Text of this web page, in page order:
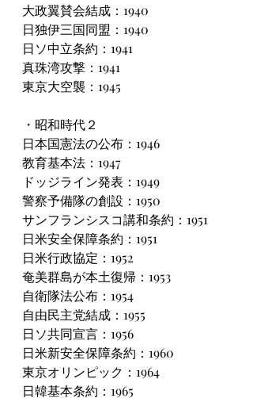
大政翼賛会結成：1940
日独伊三国同盟：1940
日ソ中立条約：1941
真珠湾攻撃：1941
東京大空襲：1945
・昭和時代２
日本国憲法の公布：1946
教育基本法：1947
ドッジライン発表：1949
警察予備隊の創設：1950
サンフランシスコ講和条約：1951
日米安全保障条約：1951
日米行政協定：1952
奄美群島が本土復帰：1953
自衛隊法公布：1954
自由民主党結成：1955
日ソ共同宣言：1956
日米新安全保障条約：1960
東京オリンピック：1964
日韓基本条約：1965